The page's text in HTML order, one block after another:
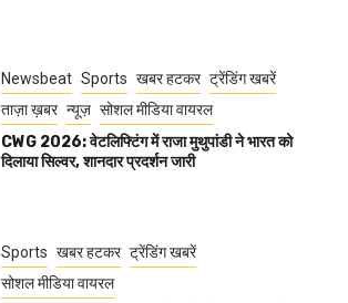
Newsbeat Sports खबर हटकर ट्रेंडिंग खबरें
ताज़ा ख़बर न्यूज़ सोशल मीडिया वायरल
CWG 2026: वेटलिफ्टिंग में राजा मुथुपांडी ने भारत को
दिलाया सिल्वर, शानदार प्रदर्शन जारी
Sports खबर हटकर ट्रेंडिंग खबरें
सोशल मीडिया वायरल